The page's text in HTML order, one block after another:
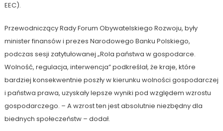
EEC).
Przewodniczący Rady Forum Obywatelskiego Rozwoju, były
minister finansów i prezes Narodowego Banku Polskiego,
podczas sesji zatytułowanej „Rola państwa w gospodarce.
Wolność, regulacja, interwencja” podkreślał, że kraje, które
bardziej konsekwentnie poszły w kierunku wolności gospodarczej
i państwa prawa, uzyskały lepsze wyniki pod względem wzrostu
gospodarczego. – A wzrost ten jest absolutnie niezbędny dla
biednych społeczeństw – dodał.